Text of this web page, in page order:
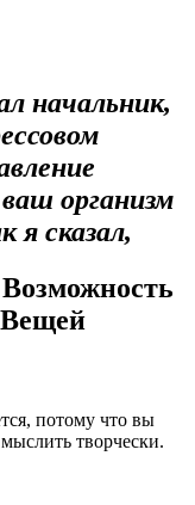
начальник,
организм
я сказал,
потому что вы
мыслить творчески.